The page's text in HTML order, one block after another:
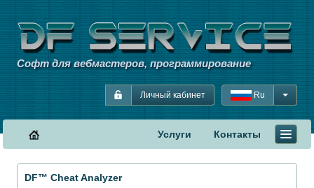
Софт для вебмастеров, программирование
Ru
Личный кабинет
Услуги Контакты
DF™ Cheat Analyzer